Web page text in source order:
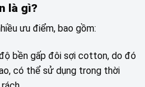
là gì?
ưu điểm, bao gồm:
bền gấp đôi sợi cotton, do đó
có thể sử dụng trong thời